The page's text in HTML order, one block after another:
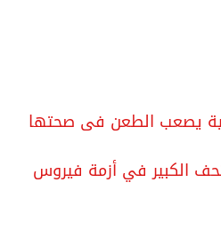
يصعب الطعن فى صحتها
الكبير في أزمة فيروس